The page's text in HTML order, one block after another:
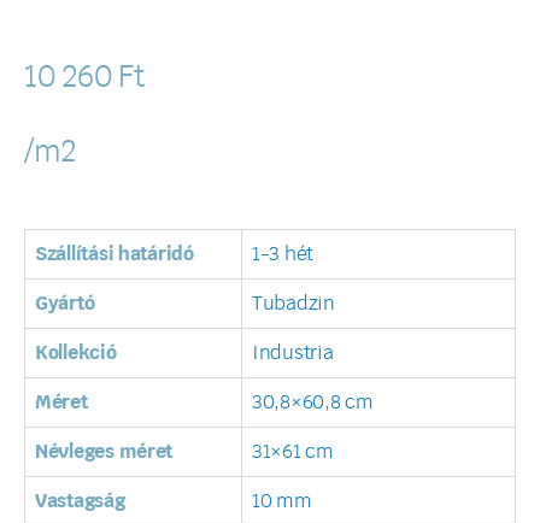
10 260 Ft
/m2
Szállítási határidó 1-3 hét
Gyártó Tubadzin
Kollekció Industria
Méret 30,8×60,8 cm
Névleges méret 31×61 cm
Vastagság 10 mm